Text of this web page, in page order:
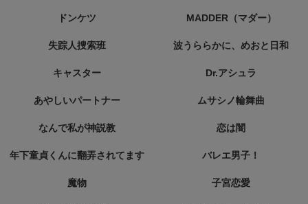
ドンケツ MADDER（マダー）
失踪人捜索班 波うららかに、めおと日和
キャスター Dr.アシュラ
あやしいパートナー ムサシノ輪舞曲
なんで私が神説教 恋は闇
年下童貞くんに翻弄されてます バレエ男子！
魔物 子宮恋愛